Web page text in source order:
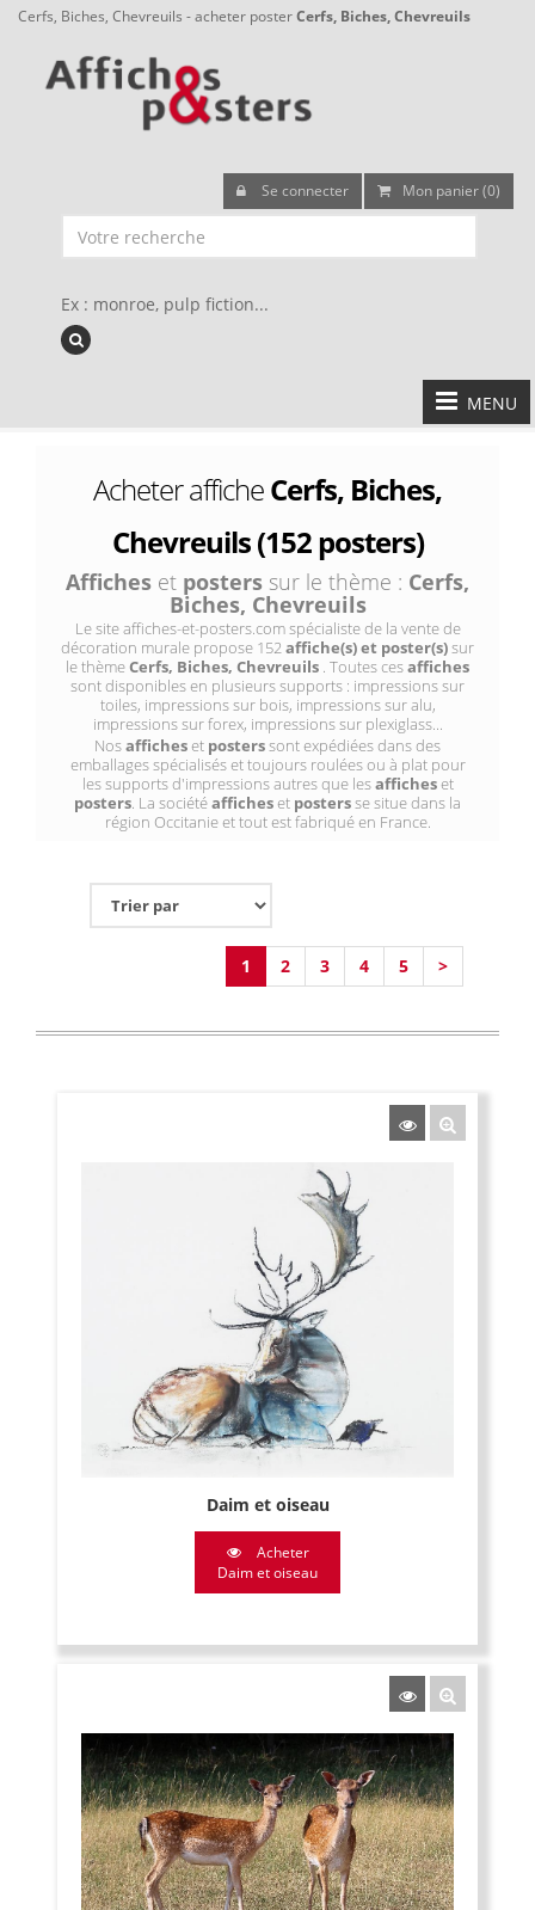
Cerfs, Biches, Chevreuils - acheter posterCerfs, Biches, Chevreuils
Se connecter Mon panier (0)
Ex : monroe, pulp fiction...
MENU
Acheter afficheCerfs, Biches,
Chevreuils (152 posters)
Affiches et posters sur le thème : Cerfs,
Biches, Chevreuils
Le site affiches-et-posters.com spécialiste de la vente de
décoration murale propose 152affiche(s) et poster(s)sur
le thèmeCerfs, Biches, Chevreuils . Toutes cesaffiches
sont disponibles en plusieurs supports : impressions sur
toiles, impressions sur bois, impressions sur alu,
impressions sur forex, impressions sur plexiglass...
Nosafficheset posterssont expédiées dans des
emballages spécialisés et toujours roulées ou à plat pour
les supports d'impressions autres que lesafficheset
posters. La sociétéafficheset postersse situe dans la
région Occitanie et tout est fabriqué en France.
1 2 3 4 5 >
Daim et oiseau
Acheter
Daim et oiseau